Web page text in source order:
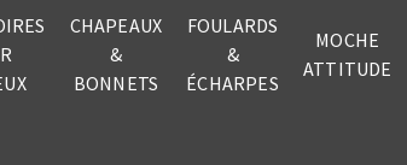
CHAPEAUX
&
BONNETS
FOULARDS
&
ÉCHARPES
MOCHE
ATTITUDE